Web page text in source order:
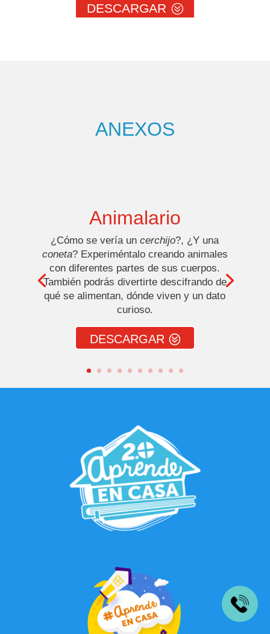
DESCARGAR
ANEXOS
Animalario
¿Cómo se vería uncerchijo?, ¿Y una
coneta? Experiméntalo creando animales
con diferentes partes de sus cuerpos.
También podrás divertirte descifrando de
qué se alimentan, dónde viven y un dato
curioso.
DESCARGAR